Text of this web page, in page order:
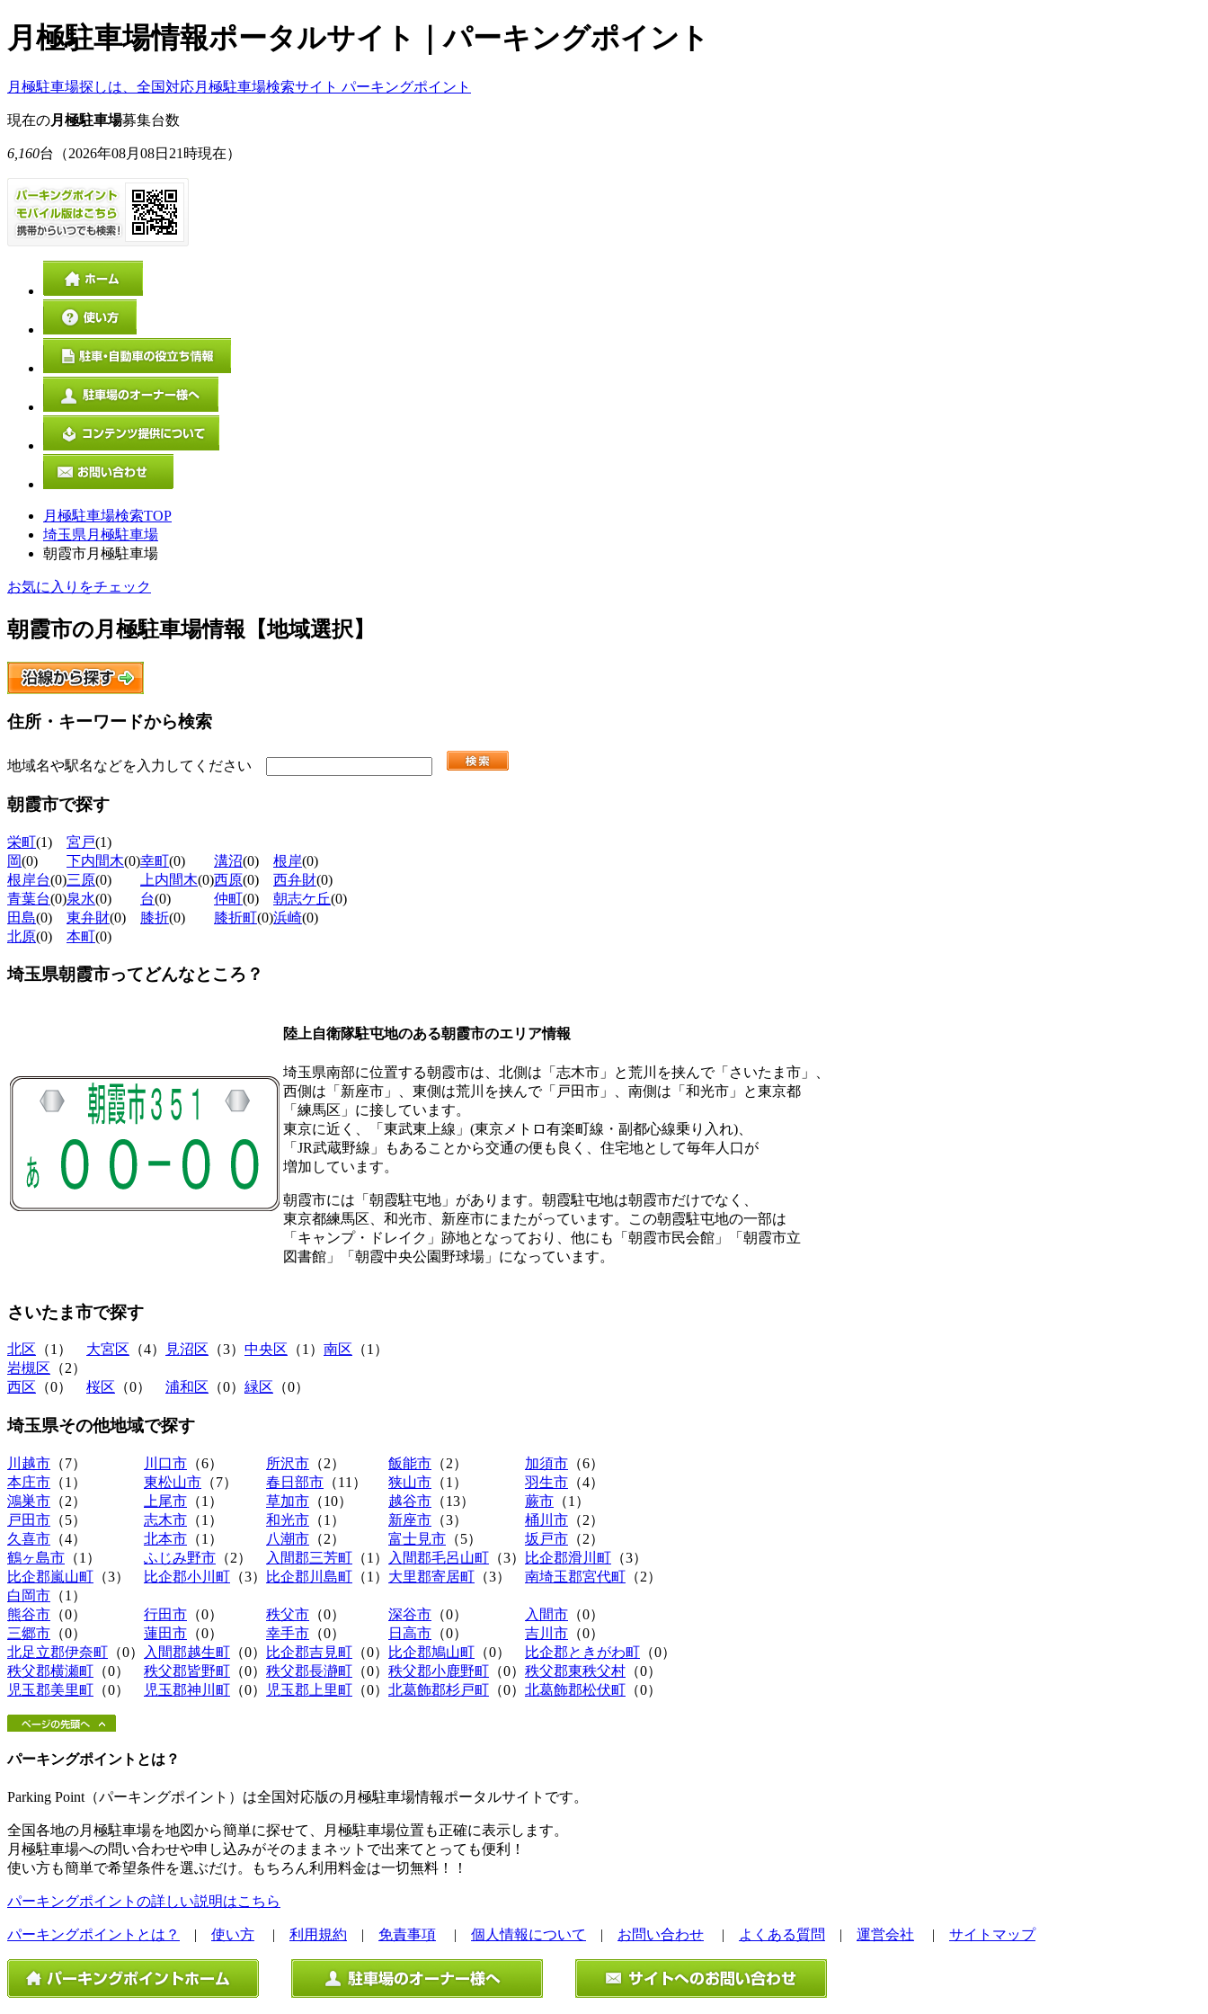
月極駐車場情報ポータルサイト｜パーキングポイント
月極駐車場探しは、全国対応月極駐車場検索サイト パーキングポイント
現在の月極駐車場募集台数
6,160台 （2026年08月08日21時現在）
月極駐車場検索TOP
埼玉県月極駐車場
朝霞市月極駐車場
お気に入りをチェック
朝霞市の月極駐車場情報【地域選択】
住所・キーワードから検索
地域名や駅名などを入力してください
朝霞市で探す
栄町(1) 宮戸(1)
岡(0) 下内間木(0)幸町(0) 溝沼(0) 根岸(0)
根岸台(0)三原(0) 上内間木(0)西原(0) 西弁財(0)
青葉台(0)泉水(0) 台(0) 仲町(0) 朝志ケ丘(0)
田島(0) 東弁財(0) 膝折(0) 膝折町(0)浜崎(0)
北原(0) 本町(0)
埼玉県朝霞市ってどんなところ？
陸上自衛隊駐屯地のある朝霞市のエリア情報
埼玉県南部に位置する朝霞市は、北側は「志木市」と荒川を挟んで「さいたま市」、
西側は「新座市」、東側は荒川を挟んで「戸田市」、南側は「和光市」と東京都
「練馬区」に接しています。
東京に近く、「東武東上線」(東京メトロ有楽町線・副都心線乗り入れ)、
「JR武蔵野線」もあることから交通の便も良く、住宅地として毎年人口が
増加しています。
朝霞市には「朝霞駐屯地」があります。朝霞駐屯地は朝霞市だけでなく、
東京都練馬区、和光市、新座市にまたがっています。この朝霞駐屯地の一部は
「キャンプ・ドレイク」跡地となっており、他にも「朝霞市民会館」「朝霞市立
図書館」「朝霞中央公園野球場」になっています。
さいたま市で探す
北区 （1） 大宮区 （4） 見沼区 （3） 中央区 （1） 南区 （1）
岩槻区 （2）
西区 （0） 桜区 （0） 浦和区 （0） 緑区 （0）
埼玉県その他地域で探す
川越市 （7） 川口市 （6） 所沢市 （2） 飯能市 （2） 加須市 （6）
本庄市 （1） 東松山市 （7） 春日部市 （11） 狭山市 （1） 羽生市 （4）
鴻巣市 （2） 上尾市 （1） 草加市 （10） 越谷市 （13） 蕨市 （1）
戸田市 （5） 志木市 （1） 和光市 （1） 新座市 （3） 桶川市 （2）
久喜市 （4） 北本市 （1） 八潮市 （2） 富士見市 （5） 坂戸市 （2）
鶴ヶ島市 （1） ふじみ野市 （2） 入間郡三芳町 （1） 入間郡毛呂山町 （3） 比企郡滑川町 （3）
比企郡嵐山町 （3） 比企郡小川町 （3） 比企郡川島町 （1） 大里郡寄居町 （3） 南埼玉郡宮代町 （2）
白岡市 （1）
熊谷市 （0） 行田市 （0） 秩父市 （0） 深谷市 （0） 入間市 （0）
三郷市 （0） 蓮田市 （0） 幸手市 （0） 日高市 （0） 吉川市 （0）
北足立郡伊奈町 （0） 入間郡越生町 （0） 比企郡吉見町 （0） 比企郡鳩山町 （0） 比企郡ときがわ町 （0）
秩父郡横瀬町 （0） 秩父郡皆野町 （0） 秩父郡長瀞町 （0） 秩父郡小鹿野町 （0） 秩父郡東秩父村 （0）
児玉郡美里町 （0） 児玉郡神川町 （0） 児玉郡上里町 （0） 北葛飾郡杉戸町 （0） 北葛飾郡松伏町 （0）
パーキングポイントとは？
Parking Point（パーキングポイント）は全国対応版の月極駐車場情報ポータルサイトです。
全国各地の月極駐車場を地図から簡単に探せて、月極駐車場位置も正確に表示します。
月極駐車場への問い合わせや申し込みがそのままネットで出来てとっても便利！
使い方も簡単で希望条件を選ぶだけ。もちろん利用料金は一切無料！！
パーキングポイントの詳しい説明はこちら
パーキングポイントとは？ | 使い方 | 利用規約 | 免責事項 | 個人情報について | お問い合わせ | よくある質問 | 運営会社 | サイトマップ